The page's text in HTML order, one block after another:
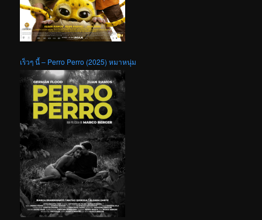
เร็วๆ นี้ – Perro Perro (2025) หมาหนุ่ม